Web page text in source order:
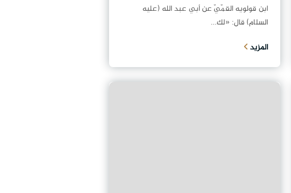
ابن قولويه القمّيّ عن أبي عبد الله (عليه
السلام) قال: «لك...
المزيد